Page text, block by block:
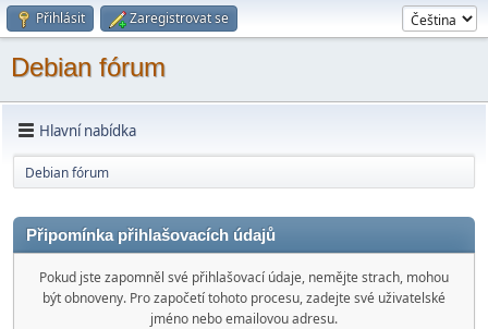
Přihlásit Zaregistrovat se
Debian fórum
Hlavní nabídka
Debian fórum
Připomínka přihlašovacích údajů
Pokud jste zapomněl své přihlašovací údaje, nemějte strach, mohou
být obnoveny. Pro započetí tohoto procesu, zadejte své uživatelské
jméno nebo emailovou adresu.